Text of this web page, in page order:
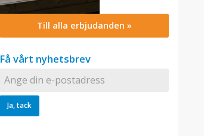
Till alla erbjudanden »
Få vårt nyhetsbrev